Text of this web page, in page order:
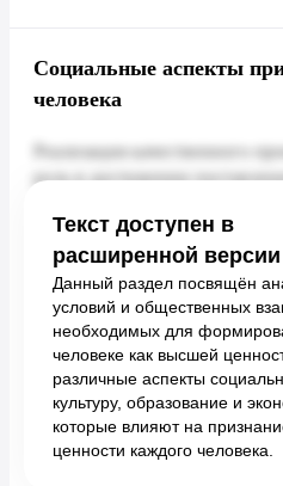
Социальные аспекты
человека
Текст доступен в
расширенной версии
Данный раздел посвящён
условий и общественных
необходимых для
человеке как высшей
различные аспекты
культуру, образование и
которые влияют на
ценности каждого человека.